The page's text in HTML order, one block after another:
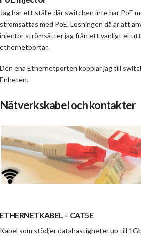
Jag har ett ställe där switchen inte har PoE
strömsättas med PoE. Lösningen då är att
injector strömsätter jag från ett vanligt el-
ethernetportar.
Den ena Ethernetporten kopplar jag till
Enheten.
Nätverkskabel och kontakter
ETHERNETKABEL – CAT5E
Kabel som stödjer datahastigheter up till